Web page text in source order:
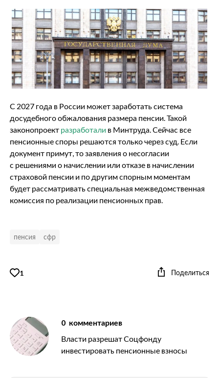
С 2027 года в России может заработать система
досудебного обжалования размера пенсии. Такой
законопроект разработали в Минтруда. Сейчас все
пенсионные споры решаются только через суд. Если
документ примут, то заявления о несогласии
с решениями о начислении или отказе в начислении
страховой пенсии и по другим спорным моментам
будет рассматривать специальная межведомственная
комиссия по реализации пенсионных прав.
пенсия сфр
1 Поделиться
0 комментариев
Власти разрешат Соцфонду
инвестировать пенсионные взносы